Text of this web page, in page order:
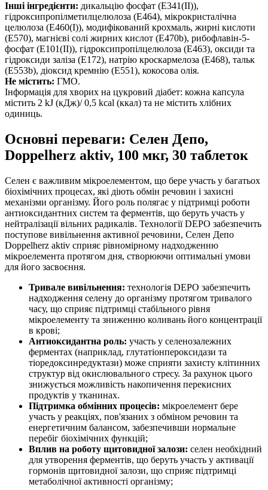
Інші інгредієнти: дикальцію фосфат (Е341(ІІ)),
гідроксипропілметилцелюлоза (Е464), мікрокристалічна
целюлоза (Е460(І)), модифікований крохмаль, жирні кислоти
(Е570), магнієві солі жирних кислот (Е470b), рибофлавін-5-
фосфат (Е101(ІІ)), гідроксипропілцелюлоза (Е463), оксиди та
гідроксиди заліза (Е172), натрію кроскармелоза (Е468), тальк
(Е553b), діоксид кремнію (Е551), кокосова олія.
Не містить: ГМО.
Інформація для хворих на цукровий діабет: кожна капсула
містить 2 kJ (кДж)/ 0,5 kcal (ккал) та не містить хлібних
одиниць.
Основні переваги: Селен Депо,
Doppelherz aktiv, 100 мкг, 30 таблеток
Селен є важливим мікроелементом, що бере участь у багатьох
біохімічних процесах, які діють обмін речовин і захисні
механізми організму. Його роль полягає у підтримці роботи
антиоксидантних систем та ферментів, що беруть участь у
нейтралізації вільних радикалів. Технології DEPO забезпечить
поступове вивільнення активної речовини, Селен Депо
Doppelherz aktiv сприяє рівномірному надходженню
мікроелемента протягом дня, створюючи оптимальні умови
для його засвоєння.
Тривале вивільнення: технологія DEPO забезпечить
надходження селену до організму протягом тривалого
часу, що сприяє підтримці стабільного рівня
мікроелементу та зниженню коливань його концентрації
в крові;
Антиоксидантна роль: участь у селенозалежних
ферментах (наприклад, глутатіонпероксидази та
тіоредоксинредуктази) може сприяти захисту клітинних
структур від окислювального стресу. За рахунок цього
знижується можливість накопичення перекисних
продуктів у тканинах.
Підтримка обмінних процесів: мікроелемент бере
участь у реакціях, пов'язаних з обміном речовин та
енергетичним балансом, забезпечивши нормальне
перебіг біохімічних функцій;
Вплив на роботу щитовидної залози: селен необхідний
для утворення ферментів, що беруть участь у активації
гормонів щитовидної залози, що сприяє підтримці
метаболічної активності організму;